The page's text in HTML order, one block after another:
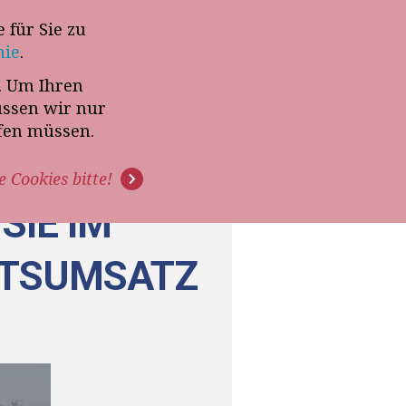
für Sie zu
.
Um Ihren
wir nur
müssen.
Cookies bitte!
mit Thomas Witt
PODCAST
IM